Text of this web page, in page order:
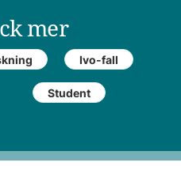
mer
Ivo-fall
Student